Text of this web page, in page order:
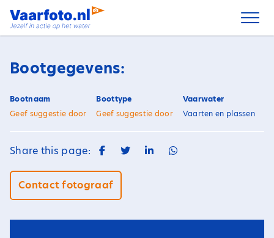
Spring
naar
Bootgegevens:
Bootnaam
Geef suggestie door
Boottype
Geef suggestie door
Vaarwater
Vaarten en plassen
Share this page:
Contact fotograaf